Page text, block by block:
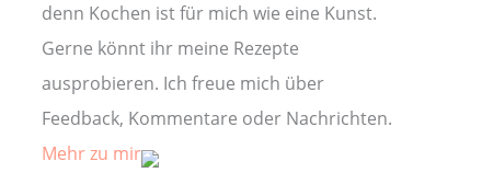
denn Kochen ist für mich wie eine Kunst.
Gerne könnt ihr meine Rezepte
ausprobieren. Ich freue mich über
Feedback, Kommentare oder Nachrichten.
Mehr zu mir